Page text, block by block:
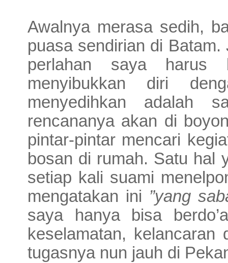
Awalnya merasa sedih,
puasa sendirian di
perlahan saya harus
menyibukkan diri
menyedihkan adalah
rencananya akan di
pintar-pintar mencari
bosan di rumah. Satu hal
setiap kali suami
mengatakan ini ”yang
saya hanya bisa
keselamatan, kelancaran
tugasnya nun jauh di